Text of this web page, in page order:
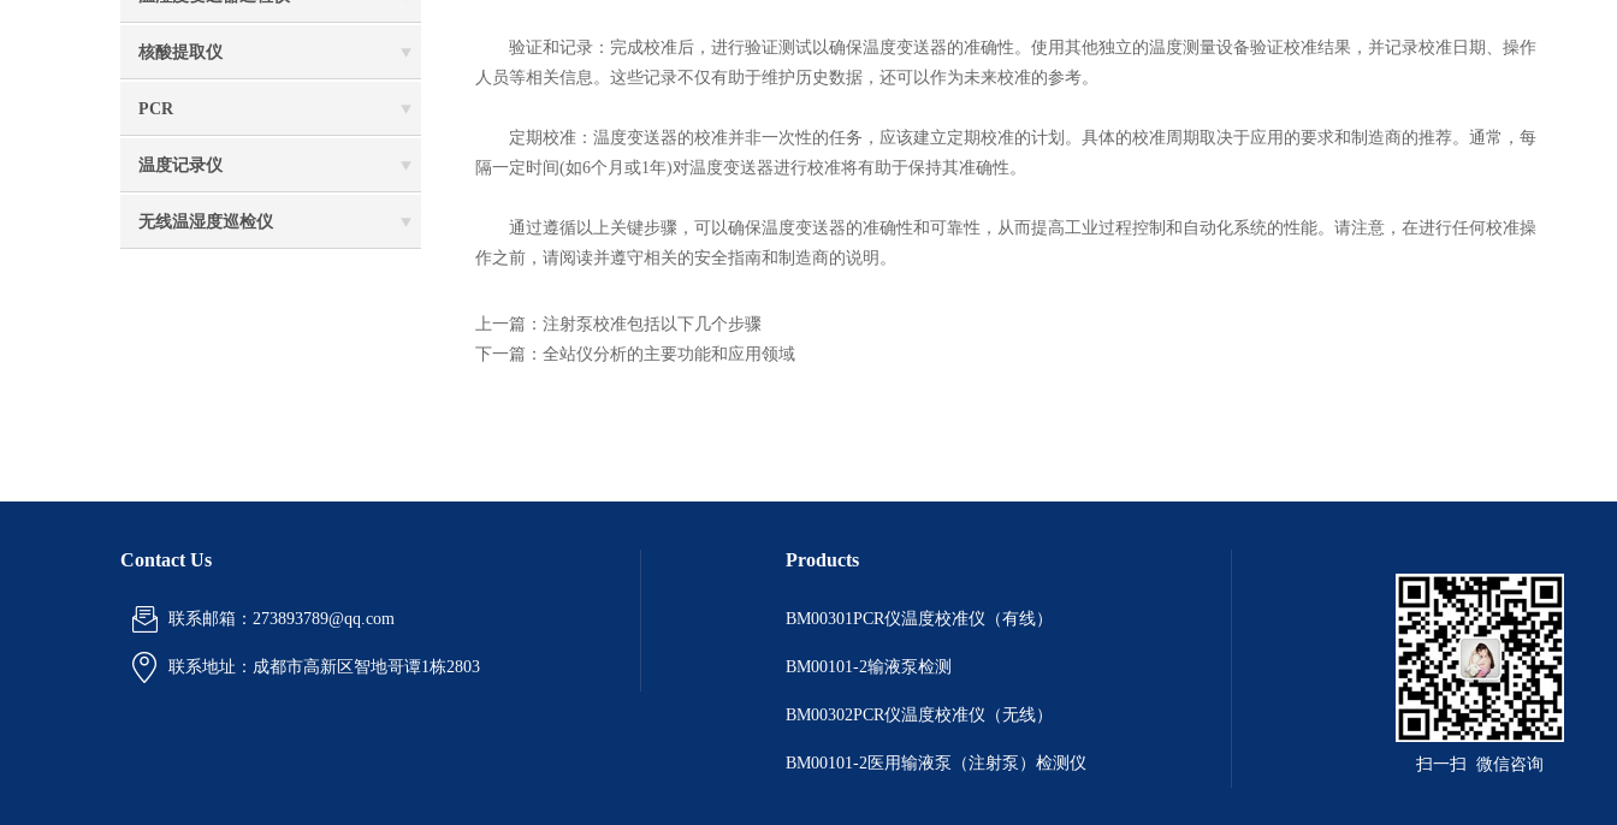
核酸提取仪
PCR
温度记录仪
无线温湿度巡检仪
验证和记录：完成校准后，进行验证测试以确保温度变送器的准确性。使用其他独立的温度测量设备验证校准结果，并记录校准日期、操作
人员等相关信息。这些记录不仅有助于维护历史数据，还可以作为未来校准的参考。
定期校准：温度变送器的校准并非一次性的任务，应该建立定期校准的计划。具体的校准周期取决于应用的要求和制造商的推荐。通常，每
隔一定时间(如6个月或1年)对温度变送器进行校准将有助于保持其准确性。
通过遵循以上关键步骤，可以确保温度变送器的准确性和可靠性，从而提高工业过程控制和自动化系统的性能。请注意，在进行任何校准操
作之前，请阅读并遵守相关的安全指南和制造商的说明。
上一篇： 注射泵校准包括以下几个步骤
下一篇： 全站仪分析的主要功能和应用领域
Contact Us
联系邮箱：273893789@qq.com
联系地址： 成都市高新区智地哥谭1栋2803
Products
BM00301PCR仪温度校准仪（有线）
BM00101-2输液泵检测
BM00302PCR仪温度校准仪（无线）
BM00101-2医用输液泵（注射泵）检测仪 扫一扫 微信咨询